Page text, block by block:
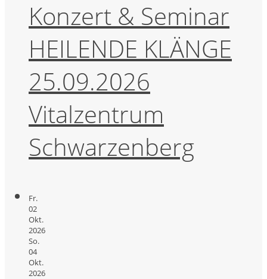
Konzert & Seminar
HEILENDE KLÄNGE
25.09.2026
Vitalzentrum
Schwarzenberg
Fr.
02
Okt.
2026
So.
04
Okt.
2026